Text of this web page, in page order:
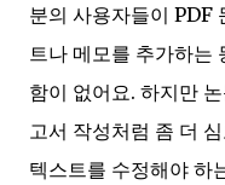
분의 사용자들이 PDF
트나 메모를 추가하는
함이 없어요. 하지만
고서 작성처럼 좀 더
텍스트를 수정해야 하